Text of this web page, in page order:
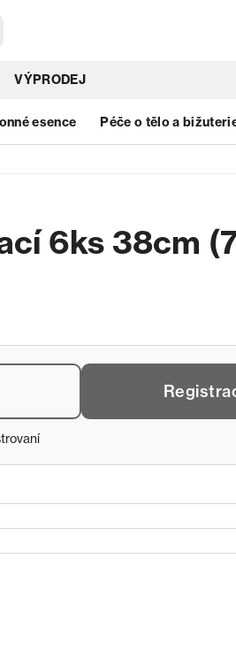
VÝPRODEJ
esence Péče o tělo a
6ks 38cm